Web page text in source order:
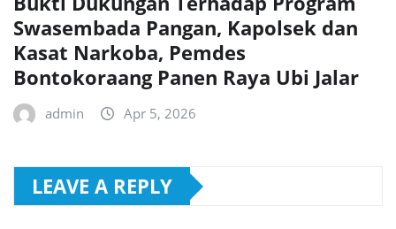
Swasembada Pangan, Kapolsek dan
Kasat Narkoba, Pemdes
Bontokoraang Panen Raya Ubi Jalar
admin Apr 5, 2026
LEAVE A REPLY